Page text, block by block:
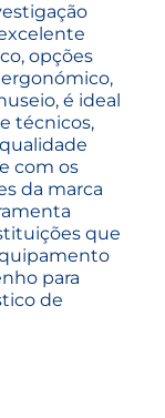
opções
é ideal
técnicos,
com os
da marca
que
para
de